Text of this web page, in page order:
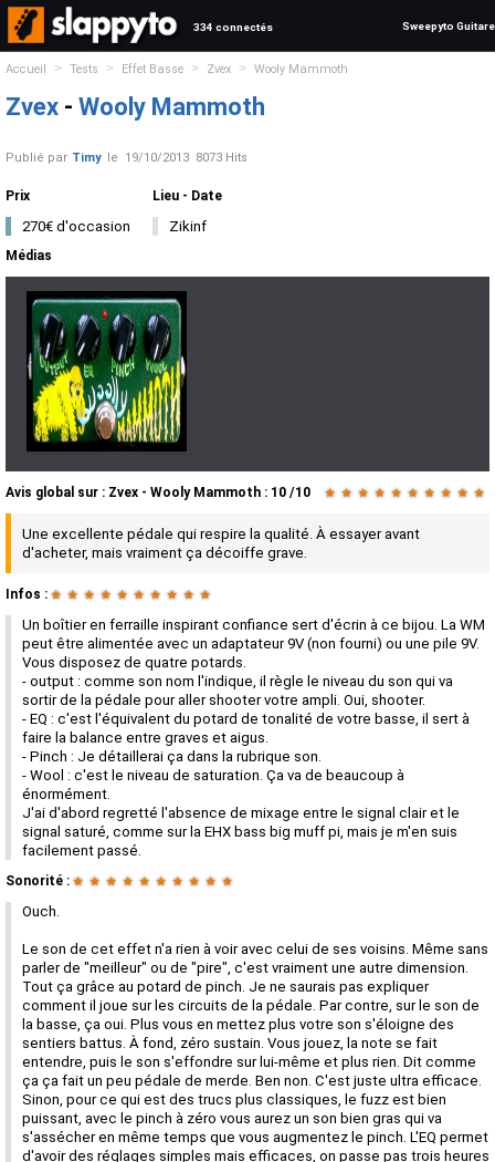
334 connectés Sweepyto Guitare
Accueil > Tests > Effet Basse > Zvex > Wooly Mammoth
Zvex - Wooly Mammoth
Publié par Timy le 19/10/2013 8073 Hits
Prix
270€ d'occasion
Lieu - Date
Zikinf
Médias
Avis global sur : Zvex - Wooly Mammoth : 10 /10 ★ ★ ★ ★ ★ ★ ★ ★ ★ ★
Une excellente pédale qui respire la qualité. À essayer avant
d'acheter, mais vraiment ça décoiffe grave.
Infos : ★ ★ ★ ★ ★ ★ ★ ★ ★ ★
Un boîtier en ferraille inspirant confiance sert d'écrin à ce bijou. La WM
peut être alimentée avec un adaptateur 9V (non fourni) ou une pile 9V.
Vous disposez de quatre potards.
- output : comme son nom l'indique, il règle le niveau du son qui va
sortir de la pédale pour aller shooter votre ampli. Oui, shooter.
- EQ : c'est l'équivalent du potard de tonalité de votre basse, il sert à
faire la balance entre graves et aigus.
- Pinch : Je détaillerai ça dans la rubrique son.
- Wool : c'est le niveau de saturation. Ça va de beaucoup à
énormément.
J'ai d'abord regretté l'absence de mixage entre le signal clair et le
signal saturé, comme sur la EHX bass big muff pi, mais je m'en suis
facilement passé.
Sonorité : ★ ★ ★ ★ ★ ★ ★ ★ ★ ★
Ouch.
Le son de cet effet n'a rien à voir avec celui de ses voisins. Même sans
parler de "meilleur" ou de "pire", c'est vraiment une autre dimension.
Tout ça grâce au potard de pinch. Je ne saurais pas expliquer
comment il joue sur les circuits de la pédale. Par contre, sur le son de
la basse, ça oui. Plus vous en mettez plus votre son s'éloigne des
sentiers battus. À fond, zéro sustain. Vous jouez, la note se fait
entendre, puis le son s'effondre sur lui-même et plus rien. Dit comme
ça ça fait un peu pédale de merde. Ben non. C'est juste ultra efficace.
Sinon, pour ce qui est des trucs plus classiques, le fuzz est bien
puissant, avec le pinch à zéro vous aurez un son bien gras qui va
s'assécher en même temps que vous augmentez le pinch. L'EQ permet
d'avoir des réglages simples mais efficaces, on passe pas trois heures